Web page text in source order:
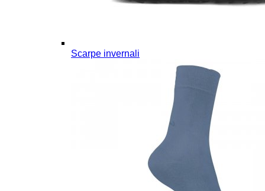
Scarpe invernali